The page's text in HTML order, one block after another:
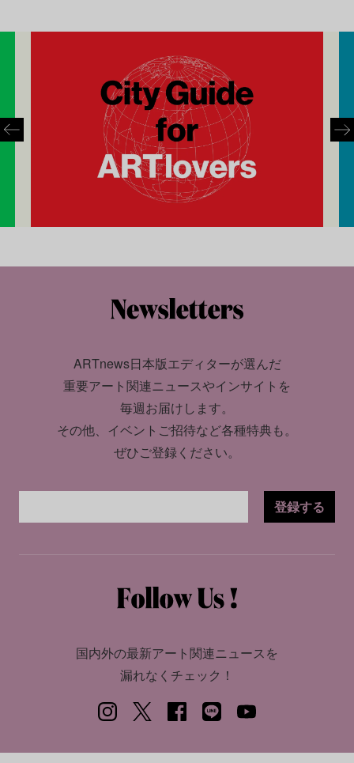
ARTnews日本版エディターが選んだ
重要アート関連ニュースやインサイトを
毎週お届けします。
その他、イベントご招待など各種特典も。
ぜひご登録ください。
登録する
国内外の最新アート関連ニュースを
漏れなくチェック！